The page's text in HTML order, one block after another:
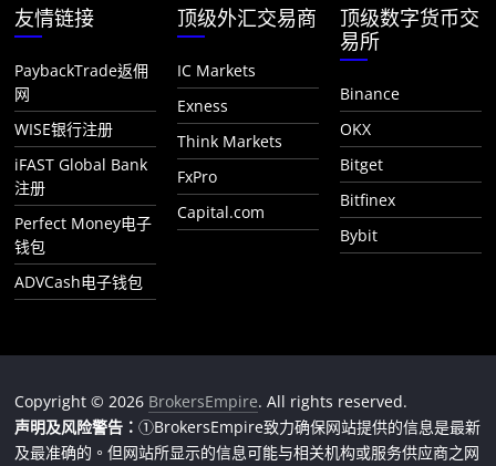
友情链接
PaybackTrade返佣
网
WISE银行注册
iFAST Global Bank
注册
Perfect Money电子
钱包
ADVCash电子钱包
顶级外汇交易商
IC Markets
Exness
Think Markets
FxPro
Capital.com
顶级数字货币交
易所
Binance
OKX
Bitget
Bitfinex
Bybit
Copyright © 2026 BrokersEmpire. All rights reserved.
声明及风险警告：①BrokersEmpire致力确保网站提供的信息是最新
及最准确的。但网站所显示的信息可能与相关机构或服务供应商之网